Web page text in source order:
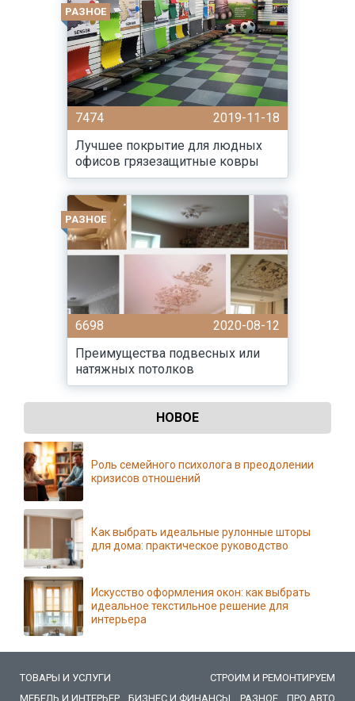
РАЗНОЕ
7474
2019-11-18
Лучшее покрытие для людных
офисов грязезащитные ковры
РАЗНОЕ
6698
2020-08-12
Преимущества подвесных или
натяжных потолков
НОВОЕ
Роль семейного психолога в преодолении
кризисов отношений
Как выбрать идеальные рулонные шторы
для дома: практическое руководство
Искусство оформления окон: как выбрать
идеальное текстильное решение для
интерьера
ТОВАРЫ И УСЛУГИ
СТРОИМ И РЕМОНТИРУЕМ
МЕБЕЛЬ И ИНТЕРЬЕР
БИЗНЕС И ФИНАНСЫ РАЗНОЕ ПРО АВТО